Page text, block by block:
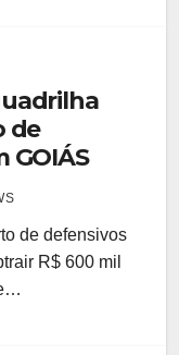
de
GOIÁS
de defensivos
R$ 600 mil